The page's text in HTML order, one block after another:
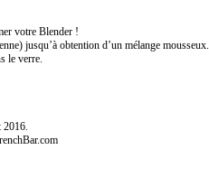
votre Blender !
jusqu’à obtention d’un mélange mousseux.
le verre.
2016.